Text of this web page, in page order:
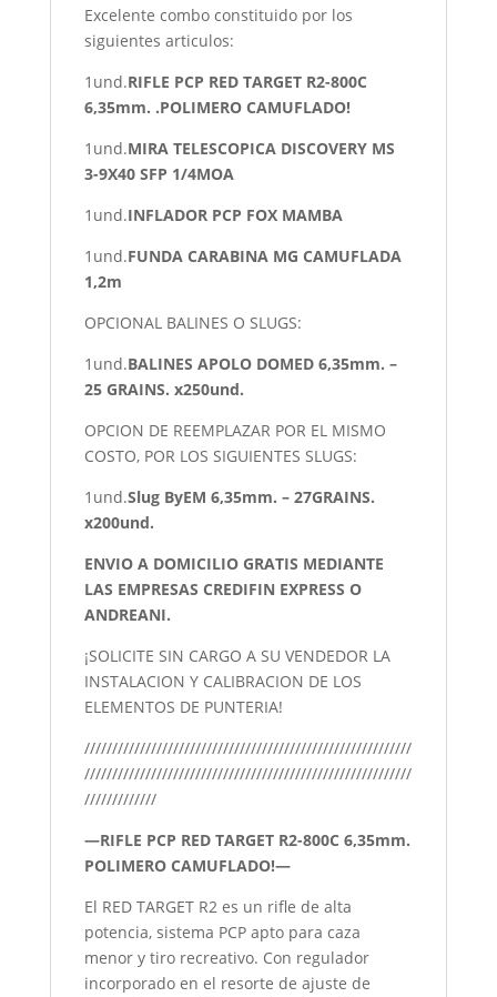
Excelente combo constituido por los
siguientes articulos:
1und.RIFLE PCP RED TARGET R2-800C
6,35mm. .POLIMERO CAMUFLADO!
1und.MIRA TELESCOPICA DISCOVERY MS
3-9X40 SFP 1/4MOA
1und.INFLADOR PCP FOX MAMBA
1und.FUNDA CARABINA MG CAMUFLADA
1,2m
OPCIONAL BALINES O SLUGS:
1und.BALINES APOLO DOMED 6,35mm. –
25 GRAINS. x250und.
OPCION DE REEMPLAZAR POR EL MISMO
COSTO, POR LOS SIGUIENTES SLUGS:
1und.Slug ByEM 6,35mm. – 27GRAINS.
x200und.
ENVIO A DOMICILIO GRATIS MEDIANTE
LAS EMPRESAS CREDIFIN EXPRESS O
ANDREANI.
¡SOLICITE SIN CARGO A SU VENDEDOR LA
INSTALACION Y CALIBRACION DE LOS
ELEMENTOS DE PUNTERIA!
///////////////////////////////////////////////////////////
///////////////////////////////////////////////////////////
/////////////
—RIFLE PCP RED TARGET R2-800C 6,35mm.
POLIMERO CAMUFLADO!—
El RED TARGET R2 es un rifle de alta
potencia, sistema PCP apto para caza
menor y tiro recreativo. Con regulador
incorporado en el resorte de ajuste de